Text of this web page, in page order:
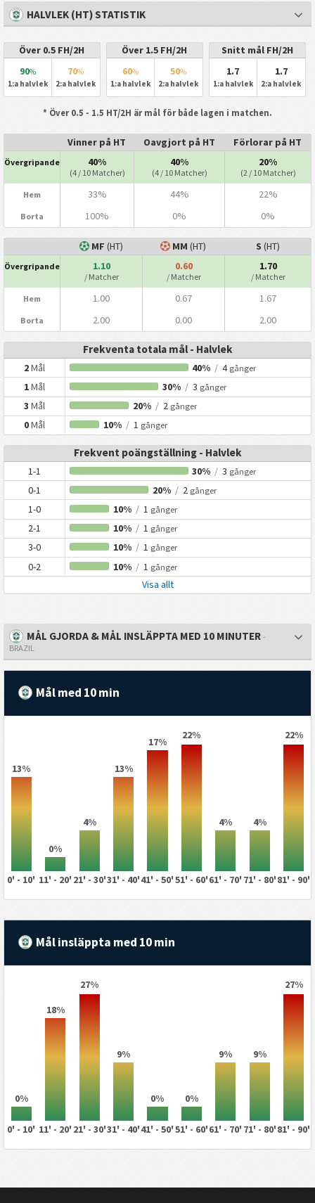
HALVLEK (HT) STATISTIK
Över 0.5 FH/2H
90%
1:a halvlek
70%
2:a halvlek
Över 1.5 FH/2H
60%
1:a halvlek
50%
2:a halvlek
Snitt mål FH/2H
1.7
1:a halvlek
1.7
2:a halvlek
* Över 0.5 - 1.5 HT/2H är mål för både lagen i matchen.
Vinner på HT Oavgjort på HT Förlorar på HT
Övergripande 40%
(4 / 10 Matcher)
40%
(4 / 10 Matcher)
20%
(2 / 10 Matcher)
Hem 33% 44% 22%
Borta 100% 0% 0%
MF (HT) MM (HT) S (HT)
Övergripande 1.10
/ Matcher
0.60
/ Matcher
1.70
/ Matcher
Hem 1.00 0.67 1.67
Borta 2.00 0.00 2.00
Frekventa totala mål - Halvlek
2Mål 40% / 4 gånger
1Mål 30% /3 gånger
3Mål 20% /2 gånger
0Mål 10% /1 gånger
Frekvent poängställning - Halvlek
1-1 30% / 3 gånger
0-1 20% /2 gånger
1-0 10% /1 gånger
2-1 10% /1 gånger
3-0 10% /1 gånger
0-2 10% /1 gånger
Visa allt
MÅL GJORDA & MÅL INSLÄPPTA MED 10 MINUTER -
BRAZIL
Mål med 10 min
13%
0%
4%
13%
17%
22%
4% 4%
22%
0' - 10' 11' - 20' 21' - 30'31' - 40'41' - 50'51' - 60'61' - 70' 71' - 80'81' - 90'
Mål insläppta med 10 min
0%
18%
27%
9%
0% 0%
9% 9%
27%
0' - 10' 11' - 20' 21' - 30'31' - 40'41' - 50'51' - 60'61' - 70' 71' - 80'81' - 90'